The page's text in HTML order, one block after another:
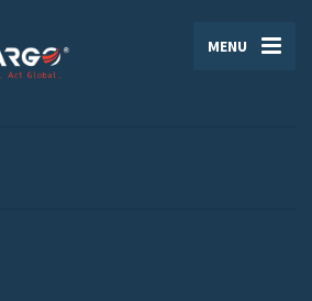
MENU